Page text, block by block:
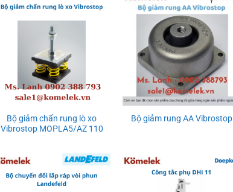
Bộ giảm chấn rung lò xo
Vibrostop MOPLA5/AZ 110
Bộ giảm rung AA Vibrostop